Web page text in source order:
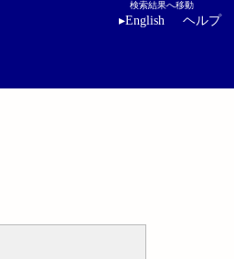
検索結果へ移動
▸English ヘルプ